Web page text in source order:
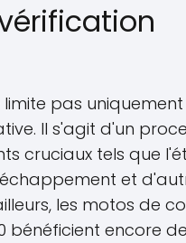
limite pas
Il s'agit d'un
cruciaux tels que
et
les motos de
bénéficient encore de